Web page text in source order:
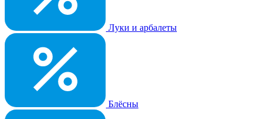
Луки и арбалеты
Блёсны